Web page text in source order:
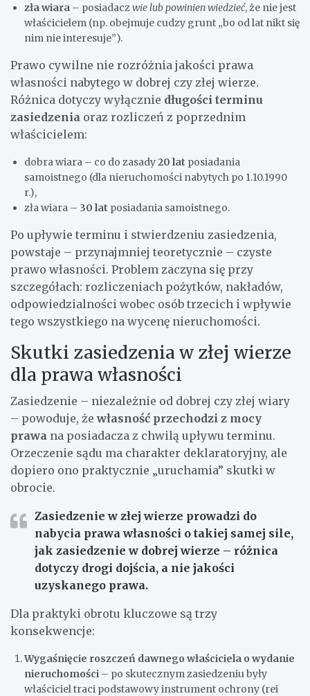
zła wiara – posiadaczwie lub powinien wiedzieć, że nie jest
właścicielem (np. obejmuje cudzy grunt „bo od lat nikt się
nim nie interesuje”).
Prawo cywilne nie rozróżnia jakości prawa
własności nabytego w dobrej czy złej wierze.
Różnica dotyczy wyłącznie długości terminu
zasiedzenia oraz rozliczeń z poprzednim
właścicielem:
dobra wiara – co do zasady20 lat posiadania
samoistnego (dla nieruchomości nabytych po 1.10.1990
r.),
zła wiara – 30 lat posiadania samoistnego.
Po upływie terminu i stwierdzeniu zasiedzenia,
powstaje – przynajmniej teoretycznie – czyste
prawo własności. Problem zaczyna się przy
szczegółach: rozliczeniach pożytków, nakładów,
odpowiedzialności wobec osób trzecich i wpływie
tego wszystkiego na wycenę nieruchomości.
Skutki zasiedzenia w złej wierze
dla prawa własności
Zasiedzenie – niezależnie od dobrej czy złej wiary
– powoduje, żewłasność przechodzi z mocy
prawa na posiadacza z chwilą upływu terminu.
Orzeczenie sądu ma charakter deklaratoryjny, ale
dopiero ono praktycznie „uruchamia” skutki w
obrocie.
Zasiedzenie w złej wierze prowadzi do
nabycia prawa własności o takiej samej sile,
jak zasiedzenie w dobrej wierze – różnica
dotyczy drogi dojścia, a nie jakości
uzyskanego prawa.
Dla praktyki obrotu kluczowe są trzy
konsekwencje:
Wygaśnięcie roszczeń dawnego właściciela o wydanie
nieruchomości – po skutecznym zasiedzeniu były
właściciel traci podstawowy instrument ochrony (rei